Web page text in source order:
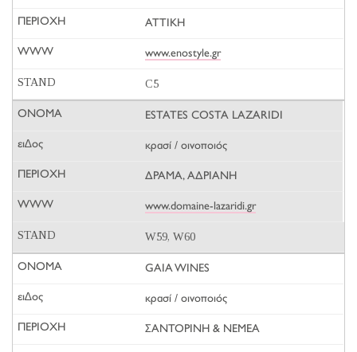
ΑΤΤΙΚΗ
www.enostyle.gr
C5
ESTATES COSTA LAZARIDI
κρασί / οινοποιός
ΔΡΑΜΑ, ΑΔΡΙΑΝΗ
www.domaine-lazaridi.gr
W59, W60
GAIA WINES
κρασί / οινοποιός
ΣΑΝΤΟΡΙΝΗ & ΝΕΜΕΑ